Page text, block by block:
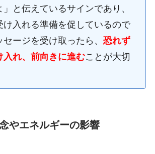
と伝えているサインであり、
け入れる準備を促しているので
ージを受け取ったら、 恐れず
入れ、前向きに進むことが大切
やエネルギーの影響